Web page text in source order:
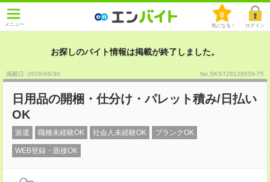
メニュー
0
気になる！ ログイン
お探しのバイト情報は掲載が終了しました。
掲載日 :2026/06/30 No.SKST26128559-T5
日用品の開梱・仕分け・パレット積み/日払い
OK
派遣 職種未経験OK 社会人未経験OK ブランクOK
WEB登録・面接OK